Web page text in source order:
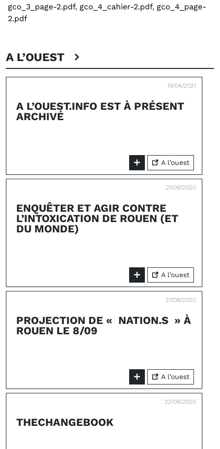
gco_3_page-2.pdf, gco_4_cahier-2.pdf, gco_4_page-
2.pdf
A L’OUEST
19/04/2021
A L’OUEST.INFO EST À PRÉSENT
ARCHIVÉ
A l’ouest
21/09/2020
ENQUÊTER ET AGIR CONTRE
L’INTOXICATION DE ROUEN (ET
DU MONDE)
A l’ouest
27/08/2020
PROJECTION DE « NATION.S » À
ROUEN LE 8/09
A l’ouest
22/08/2020
THECHANGEBOOK